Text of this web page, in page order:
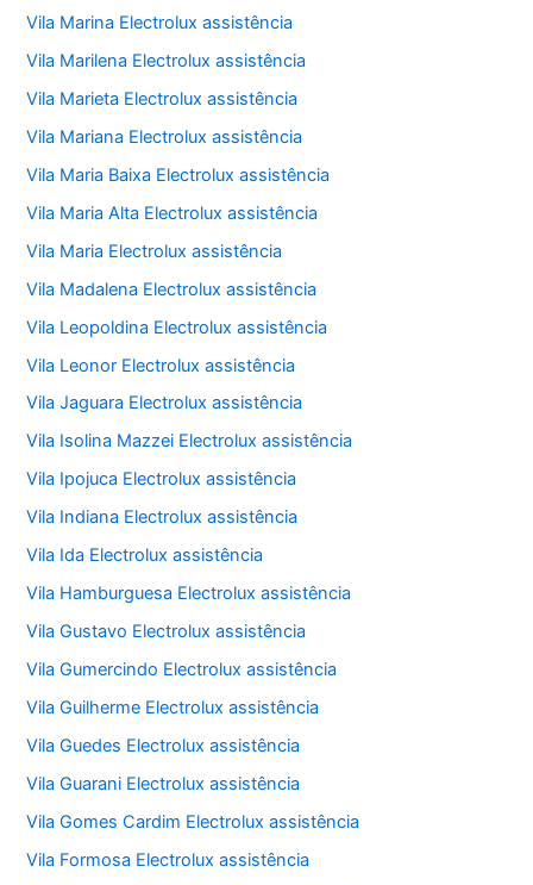
Vila Marina Electrolux assistência
Vila Marilena Electrolux assistência
Vila Marieta Electrolux assistência
Vila Mariana Electrolux assistência
Vila Maria Baixa Electrolux assistência
Vila Maria Alta Electrolux assistência
Vila Maria Electrolux assistência
Vila Madalena Electrolux assistência
Vila Leopoldina Electrolux assistência
Vila Leonor Electrolux assistência
Vila Jaguara Electrolux assistência
Vila Isolina Mazzei Electrolux assistência
Vila Ipojuca Electrolux assistência
Vila Indiana Electrolux assistência
Vila Ida Electrolux assistência
Vila Hamburguesa Electrolux assistência
Vila Gustavo Electrolux assistência
Vila Gumercindo Electrolux assistência
Vila Guilherme Electrolux assistência
Vila Guedes Electrolux assistência
Vila Guarani Electrolux assistência
Vila Gomes Cardim Electrolux assistência
Vila Formosa Electrolux assistência